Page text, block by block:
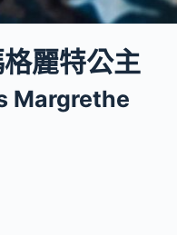
麗特公主
Margrethe